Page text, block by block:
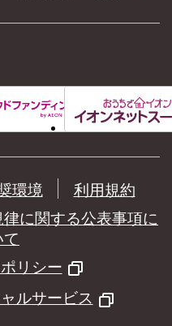
環境
利用規約
に関する公表事項に
て
リシー
ルサービス